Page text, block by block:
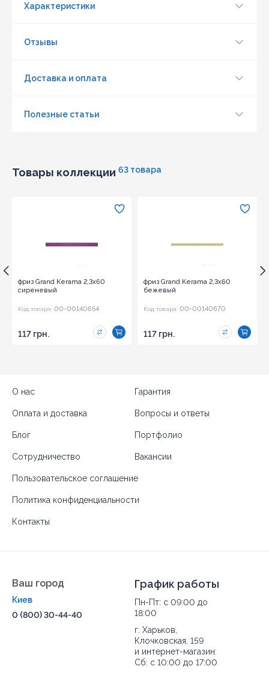
Характеристики
Отзывы
Доставка и оплата
Полезные статьи
Товары коллекции 63 товара
фриз Grand Kerama 2,3x60
сиреневый
Код товара: 00-00140654
117 грн.
фриз Grand Kerama 2,3x60
бежевый
Код товара: 00-00140670
117 грн.
О нас Гарантия
Оплата и доставка Вопросы и ответы
Блог Портфолио
Сотрудничество Вакансии
Пользовательское соглашение
Политика конфиденциальности
Контакты
Ваш город
Киев
0 (800) 30-44-40
График работы
Пн-Пт: с 09:00 до
18:00
г. Харьков,
Клочковская, 159
и интернет-магазин:
Сб: с 10:00 до 17:00